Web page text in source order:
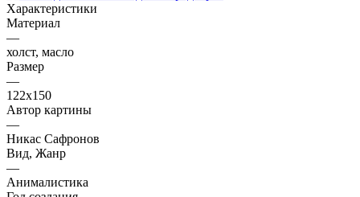
Характеристики
Материал
—
холст, масло
Размер
—
122х150
Автор картины
—
Никас Сафронов
Вид, Жанр
—
Анималистика